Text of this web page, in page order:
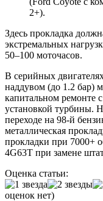
2+).
Здесь прокладка
экстремальных
50–100 моточасов.
В серийных
наддувом (до 1.2 бар)
капитальном ремонте
установкой турбины.
переходе на 98-й
металлическая
прокладки при 7000+
4G63T при замене
Оценка статьи:
оценок нет)